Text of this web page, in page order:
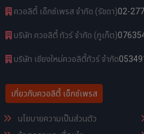
ควอลิตี้ เอ็กซ์เพรส จำกัด (รัชดา)02-
บริษัท ควอลิตี้ ทัวร์ จำกัด (ภูเก็ต)
บริษัท เชียงใหม่ควอลิตี้ทัวร์ จำกัด
เกี่ยวกับควอลิตี้ เอ็กซ์เพรส
นโยบายความเป็นส่วนตัว